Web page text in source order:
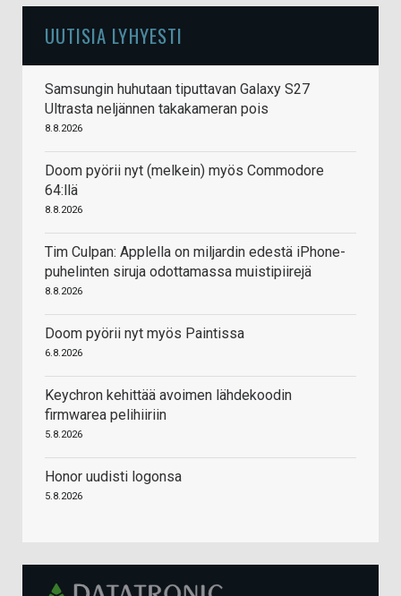
UUTISIA LYHYESTI
Samsungin huhutaan tiputtavan Galaxy S27
Ultrasta neljännen takakameran pois
8.8.2026
Doom pyörii nyt (melkein) myös Commodore
64:llä
8.8.2026
Tim Culpan: Applella on miljardin edestä iPhone-
puhelinten siruja odottamassa muistipiirejä
8.8.2026
Doom pyörii nyt myös Paintissa
6.8.2026
Keychron kehittää avoimen lähdekoodin
firmwarea pelihiiriin
5.8.2026
Honor uudisti logonsa
5.8.2026